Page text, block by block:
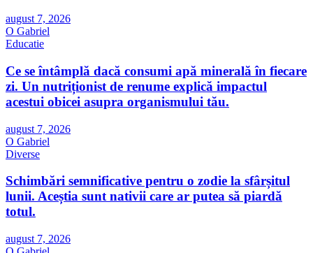
august 7, 2026
O Gabriel
Educatie
Ce se întâmplă dacă consumi apă minerală în fiecare
zi. Un nutriționist de renume explică impactul
acestui obicei asupra organismului tău.
august 7, 2026
O Gabriel
Diverse
Schimbări semnificative pentru o zodie la sfârșitul
lunii. Aceștia sunt nativii care ar putea să piardă
totul.
august 7, 2026